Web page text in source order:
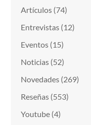
Artículos (74)
Entrevistas (12)
Eventos (15)
Noticias (52)
Novedades (269)
Reseñas (553)
Youtube (4)